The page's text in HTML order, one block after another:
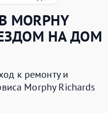
MORPHY
НА ДОМ
к ремонту и
Morphy Richards